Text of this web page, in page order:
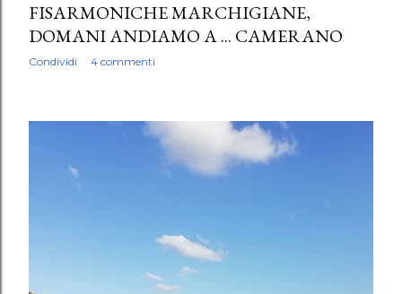
FISARMONICHE MARCHIGIANE,
DOMANI ANDIAMO A ... CAMERANO
Condividi 4 commenti